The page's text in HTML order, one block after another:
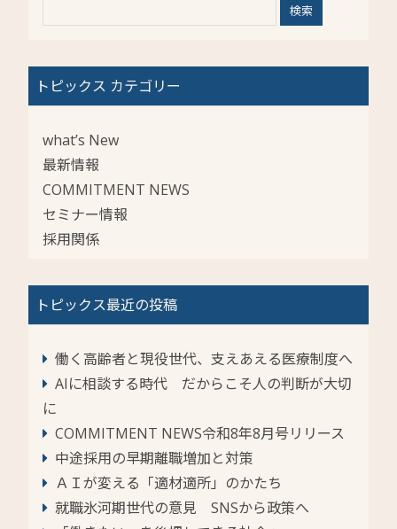
トピックス カテゴリー
what’s New
最新情報
COMMITMENT NEWS
セミナー情報
採用関係
トピックス最近の投稿
働く高齢者と現役世代、支えあえる医療制度へ
AIに相談する時代 だからこそ人の判断が大切
に
COMMITMENT NEWS令和8年8月号リリース
中途採用の早期離職増加と対策
ＡＩが変える「適材適所」のかたち
就職氷河期世代の意見 SNSから政策へ